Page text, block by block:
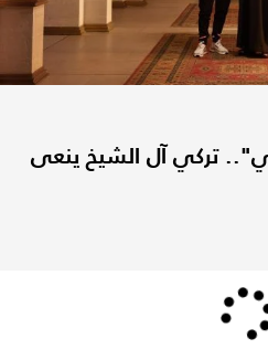
تركي آل الشيخ ينعى